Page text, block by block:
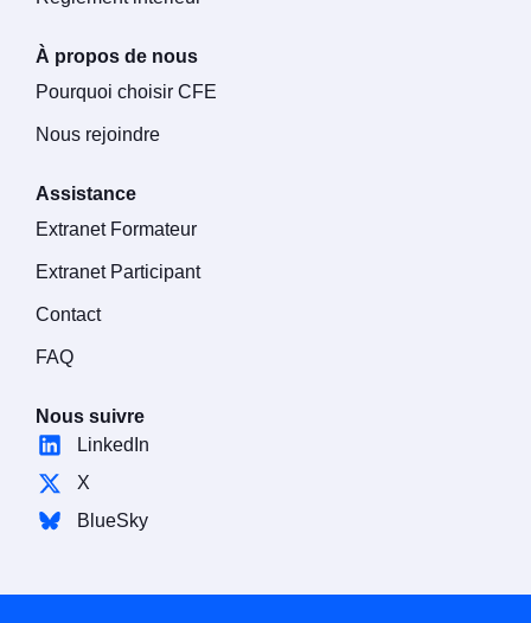
À propos de nous
Pourquoi choisir CFE
Nous rejoindre
Assistance
Extranet Formateur
Extranet Participant
Contact
FAQ
Nous suivre
LinkedIn
X
BlueSky